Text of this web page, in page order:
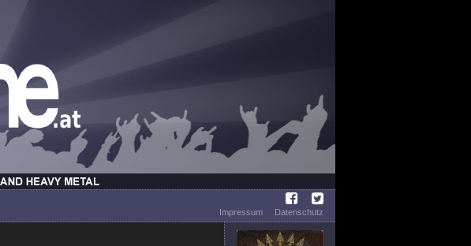
Impressum
Datenschutz